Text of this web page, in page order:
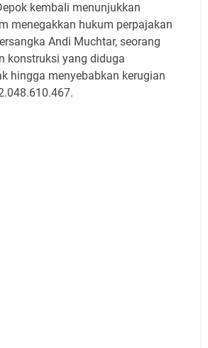
kembali menunjukkan
menegakkan hukum perpajakan
Andi Muchtar, seorang
konstruksi yang diduga
hingga menyebabkan kerugian